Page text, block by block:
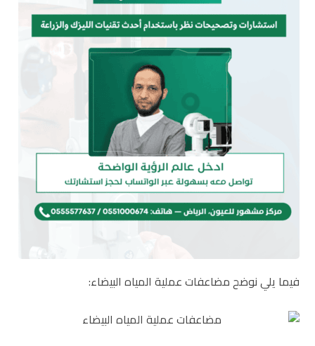
فيما يلي نوضح مضاعفات عملية المياه البيضاء: